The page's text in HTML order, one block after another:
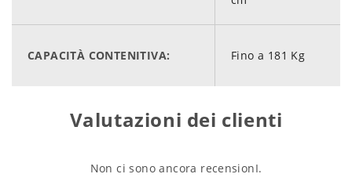
Piedini regolabili in acciaio inossidabile Kit ruote
disponibili su richiesta.
Scarico con rotazione regolabile per agevolare
l’eliminazione delle acque reflue.
CAPACITÀ CONTENITIVA: Fino a 181 Kg
Valutazioni dei clienti
Non ci sono ancora recensionI.